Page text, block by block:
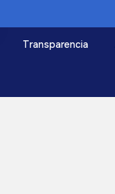
Transparencia